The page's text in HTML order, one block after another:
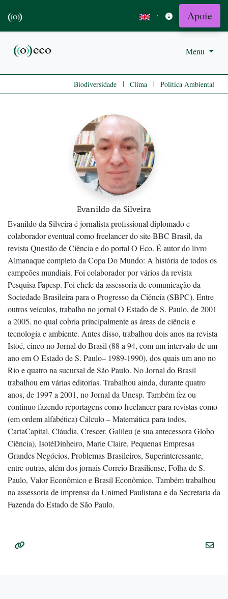
· Apoie
Menu
Biodiversidade | Clima | Politica Ambiental
Evanildo da Silveira
Evanildo da Silveira é jornalista profissional diplomado e
colaborador eventual como freelancer do site BBC Brasil, da
revista Questão de Ciência e do portal O Eco. É autor do livro
Almanaque completo da Copa Do Mundo: A história de todos os
campeões mundiais. Foi colaborador por vários da revista
Pesquisa Fapesp. Foi chefe da assessoria de comunicação da
Sociedade Brasileira para o Progresso da Ciência (SBPC). Entre
outros veículos, trabalho no jornal O Estado de S. Paulo, de 2001
a 2005. no qual cobria principalmente as áreas de ciência e
tecnologia e ambiente. Antes disso, trabalhou dois anos na revista
Istoé, cinco no Jornal do Brasil (88 a 94, com um intervalo de um
ano em O Estado de S. Paulo– 1989-1990), dos quais um ano no
Rio e quatro na sucursal de São Paulo. No Jornal do Brasil
trabalhou em várias editorias. Trabalhou ainda, durante quatro
anos, de 1997 a 2001, no Jornal da Unesp. Também fez ou
continuo fazendo reportagens como freelancer para revistas como
(em ordem alfabética) Cálculo – Matemática para todos,
CartaCapital, Cláudia, Crescer, Galileu (e sua antecessora Globo
Ciência), IsotéDinheiro, Marie Claire, Pequenas Empresas
Grandes Negócios, Problemas Brasileiros, Superinteressante,
entre outras, além dos jornais Correio Brasiliense, Folha de S.
Paulo, Valor Econômico e Brasil Econômico. Também trabalhou
na assessoria de imprensa da Unimed Paulistana e da Secretaria da
Fazenda do Estado de São Paulo.